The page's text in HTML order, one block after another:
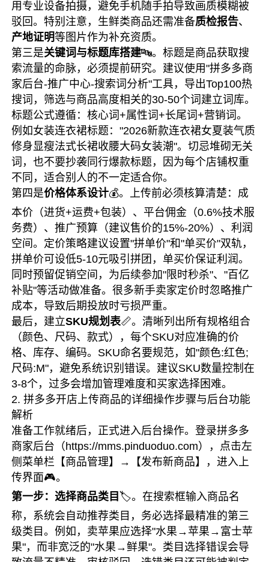
用专业设备拍摄，避免手机随手拍导致画质模糊被
驳回。特别注意，生鲜类商品还需准备质检报告、
产地证明等图片作为补充资质。
第三是关键词与标题库搭建🔤。标题是商品获取搜
索流量的命脉，必须提前研究。建议使用"拼多多商
家后台-推广中心-搜索词分析"工具，导出Top100热
搜词，筛选与商品高度相关的30-50个词建立词库。
标题公式遵循：核心词+属性词+长尾词+营销词。
例如女装连衣裙标题："2026新款连衣裙女夏装气质
修身显瘦法式长裙收腰大码女装潮"。切忌堆砌无关
词，也不要抄袭同行爆款标题，因为每个店铺权重
不同，适合别人的不一定适合你。
第四是价格体系设计💰。上传前必须核算清楚：成
本价（进货+运费+包装）、平台佣金（0.6%技术服
务费）、推广预算（建议售价的15%-20%）、利润
空间。定价策略建议设置"拼单价"和"单买价"双轨，
拼单价可设低5-10元吸引拼团，单买价保证利润。
同时预留促销空间，为后续参加"限时秒杀"、"百亿
补贴"等活动做准备。很多新手卖家定价时忽略推广
成本，导致后期投放时亏损严重。
最后，建立SKU规划表📏。清晰列出所有规格组合
（颜色、尺码、款式），每个SKU对应准确的价
格、库存、编码。SKU命名要规范，如"颜色:红色;
尺码:M"，避免系统识别错误。建议SKU数量控制在
3-8个，过多会增加管理难度和买家选择困难。
2. 拼多多开店上传商品的详细操作步骤与后台功能
解析
准备工作就绪后，正式进入后台操作。登录拼多多
商家后台（https://mms.pinduoduo.com），点击左
侧菜单栏【商品管理】→【发布新商品】，进入上
传界面🎮。
第一步：选择商品类目 🏷️。在搜索框输入商品名
称，系统会自动推荐类目，务必选择最精准的第三
级类目。例如，卖苹果应选择"水果→苹果→富士苹
果"，而非宽泛的"水果→鲜果"。类目选择错误会导